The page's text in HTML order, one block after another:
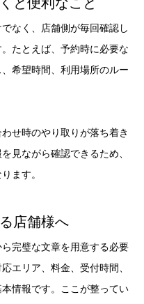
なく、店舗側が毎回確認し
たとえば、予約時に必要な
希望時間、利用場所のルー
せ時のやり取りが落ち着き
見ながら確認できるため、
ます。
店舗様へ
完璧な文章を用意する必要
エリア、料金、受付時間、
情報です。ここが整ってい